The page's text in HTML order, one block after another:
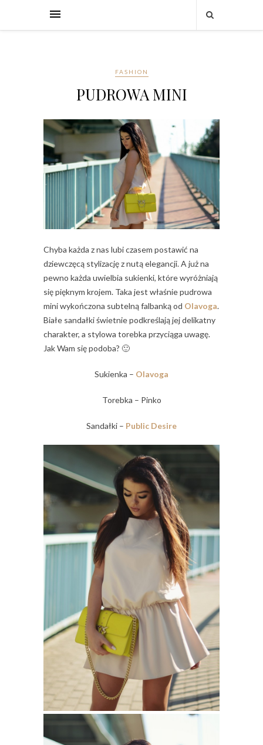
FASHION
PUDROWA MINI
Chyba każda z nas lubi czasem postawić na
dziewczęcą stylizację z nutą elegancji. A już na
pewno każda uwielbia sukienki, które wyróżniają
się pięknym krojem. Taka jest właśnie pudrowa
mini wykończona subtelną falbanką od Olavoga.
Białe sandałki świetnie podkreślają jej delikatny
charakter, a stylowa torebka przyciąga uwagę.
Jak Wam się podoba? 🙂
Sukienka – Olavoga
Torebka – Pinko
Sandałki – Public Desire